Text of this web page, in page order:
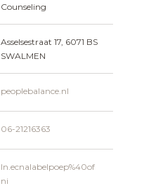
Counseling
Asselsestraat 17, 6071 BS
SWALMEN
peoplebalance.nl
06-21216363
ln.ecnalabelpoep%40of
ni